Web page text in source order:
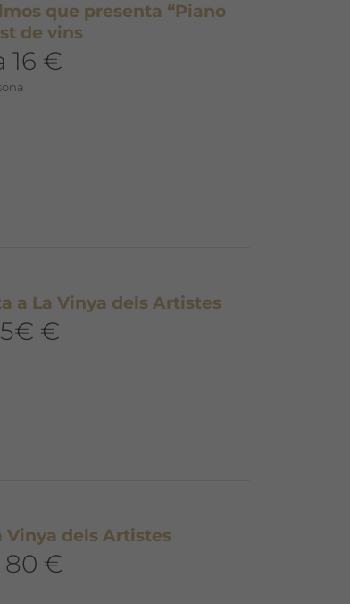
que presenta “Piano
de vins
16 €
a La Vinya dels Artistes
€
Vinya dels Artistes
80 €